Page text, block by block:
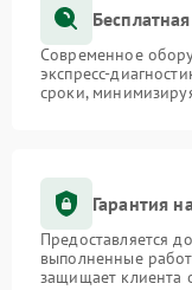
Современное
экспресс-
сроки,
Гарантия
Предоставляется
выполненные
защищает клиента